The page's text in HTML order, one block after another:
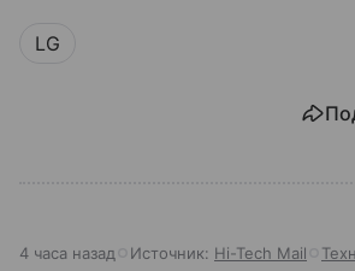
LG
4 часа назад Источник: Hi-Tech Mail